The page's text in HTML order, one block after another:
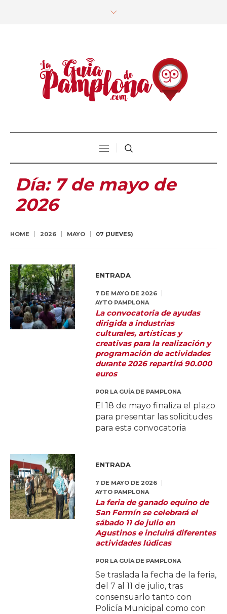
Día: 7 de mayo de
2026
HOME 2026 MAYO 07 (JUEVES)
ENTRADA
7 DE MAYO DE 2026
AYTO PAMPLONA
La convocatoria de ayudas
dirigida a industrias
culturales, artísticas y
creativas para la realización y
programación de actividades
durante 2026 repartirá 90.000
euros
POR LA GUÍA DE PAMPLONA
El 18 de mayo finaliza el plazo
para presentar las solicitudes
para esta convocatoria
ENTRADA
7 DE MAYO DE 2026
AYTO PAMPLONA
La feria de ganado equino de
San Fermín se celebrará el
sábado 11 de julio en
Agustinos e incluirá diferentes
actividades lúdicas
POR LA GUÍA DE PAMPLONA
Se traslada la fecha de la feria,
del 7 al 11 de julio, tras
consensuarlo tanto con
Policía Municipal como con